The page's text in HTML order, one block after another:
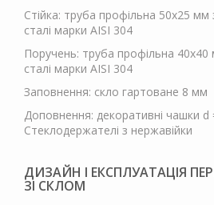
Стійка: труба профільна 50х25
сталі марки AISI 304
Поручень: труба профільна
сталі марки AISI 304
Заповнення: скло гартоване 8 мм
Доповнення: декоративні чашки
Стеклодержателі з нержавійки
ДИЗАЙН І ЕКСПЛУАТАЦІЯ
ЗІ СКЛОМ